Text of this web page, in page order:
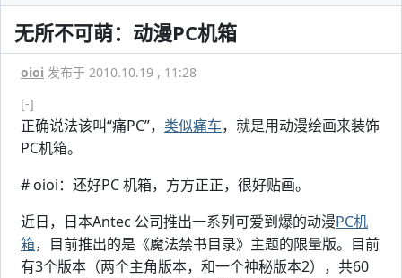
无所不可萌：动漫PC机箱
oioi 发布于 2010.10.19 , 11:28
[-]
正确说法该叫“痛PC”， 类似痛车，就是用动漫绘画来装饰
PC机箱。
# oioi：还好PC 机箱，方方正正，很好贴画。
近日，日本Antec 公司推出一系列可爱到爆的动漫PC机
箱，目前推出的是《魔法禁书目录》主题的限量版。目前
有3个版本（两个主角版本，和一个神秘版本2），共60